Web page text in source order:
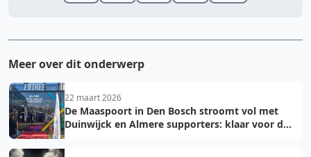
Meer over dit onderwerp
22 maart 2026
De Maaspoort in Den Bosch stroomt vol met
Duinwijck en Almere supporters: klaar voor de